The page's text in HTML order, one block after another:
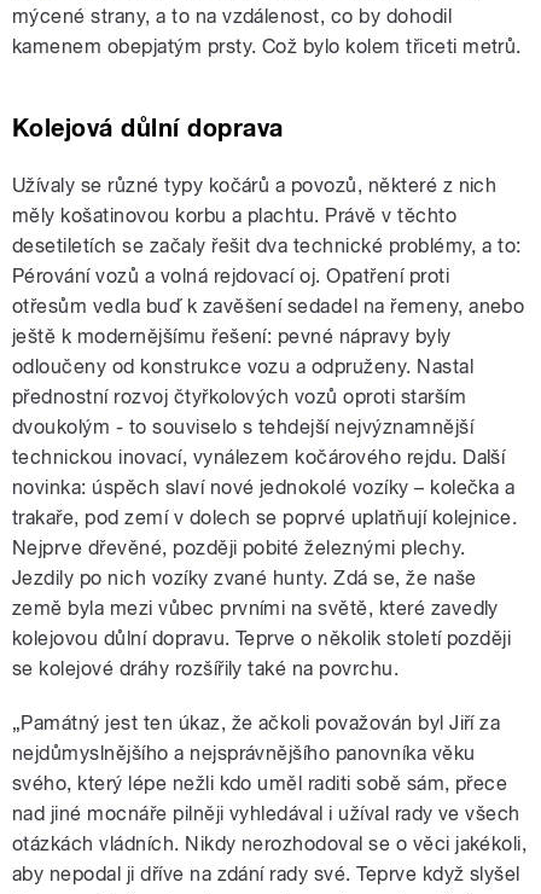
mýcené strany, a to na vzdálenost, co by dohodil
kamenem obepjatým prsty. Což bylo kolem třiceti metrů.
Kolejová důlní doprava
Užívaly se různé typy kočárů a povozů, některé z nich
měly košatinovou korbu a plachtu. Právě v těchto
desetiletích se začaly řešit dva technické problémy, a to:
Pérování vozů a volná rejdovací oj. Opatření proti
otřesům vedla buď k zavěšení sedadel na řemeny, anebo
ještě k modernějšímu řešení: pevné nápravy byly
odloučeny od konstrukce vozu a odpruženy. Nastal
přednostní rozvoj čtyřkolových vozů oproti starším
dvoukolým - to souviselo s tehdejší nejvýznamnější
technickou inovací, vynálezem kočárového rejdu. Další
novinka: úspěch slaví nové jednokolé vozíky – kolečka a
trakaře, pod zemí v dolech se poprvé uplatňují kolejnice.
Nejprve dřevěné, později pobité železnými plechy.
Jezdily po nich vozíky zvané hunty. Zdá se, že naše
země byla mezi vůbec prvními na světě, které zavedly
kolejovou důlní dopravu. Teprve o několik století později
se kolejové dráhy rozšířily také na povrchu.
„Památný jest ten úkaz, že ačkoli považován byl Jiří za
nejdůmyslnějšího a nejsprávnějšího panovníka věku
svého, který lépe nežli kdo uměl raditi sobě sám, přece
nad jiné mocnáře pilněji vyhledával i užíval rady ve všech
otázkách vládních. Nikdy nerozhodoval se o věci jakékoli,
aby nepodal ji dříve na zdání rady své. Teprve když slyšel